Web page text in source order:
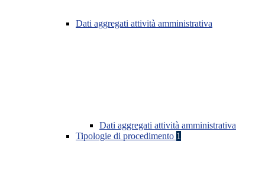
Dati aggregati attività amministrativa
Dati aggregati attività amministrativa
Tipologie di procedimento 1